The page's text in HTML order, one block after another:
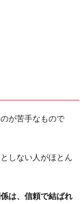
が苦手なもので
しない人がほとん
は、信頼で結ばれ